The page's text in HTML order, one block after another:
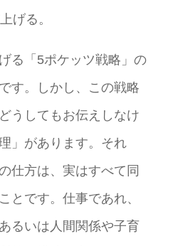
げる。
る「5ポケッツ戦略」の
す。しかし、この戦略
うしてもお伝えしなけ
」があります。それ
仕方は、実はすべて同
とです。仕事であれ、
るいは人間関係や子育